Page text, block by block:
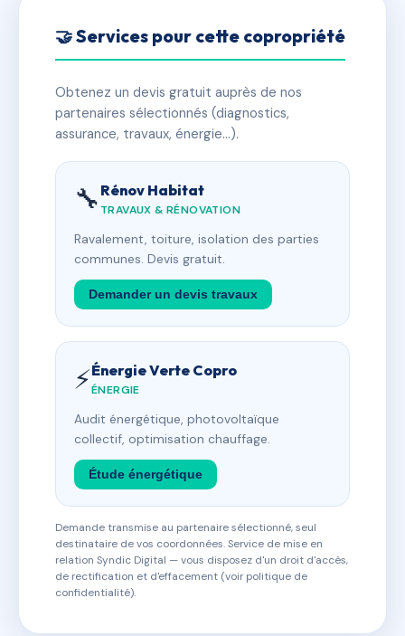
🤝 Services pour cette copropriété
Obtenez un devis gratuit auprès de nos
partenaires sélectionnés (diagnostics,
assurance, travaux, énergie…).
🔧 Rénov Habitat
TRAVAUX & RÉNOVATION
Ravalement, toiture, isolation des parties
communes. Devis gratuit.
Demander un devis travaux
⚡Énergie Verte Copro
ÉNERGIE
Audit énergétique, photovoltaïque
collectif, optimisation chauffage.
Étude énergétique
Demande transmise au partenaire sélectionné, seul
destinataire de vos coordonnées. Service de mise en
relation Syndic Digital — vous disposez d'un droit d'accès,
de rectification et d'effacement (voir politique de
confidentialité).